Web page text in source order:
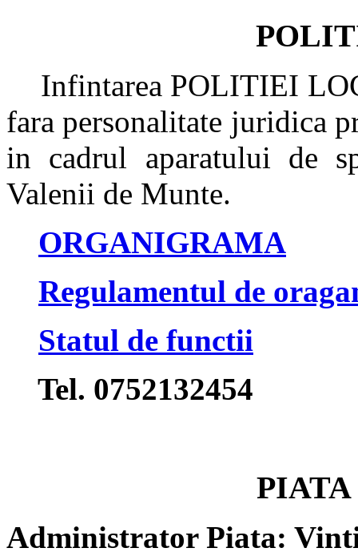
Infintarea POLITIEI
fara personalitate juridica
in cadrul aparatului de
Valenii de Munte.
ORGANIGRAMA
Regulamentul de
Statul de functii
Tel. 0752132454
Administrator Piata: